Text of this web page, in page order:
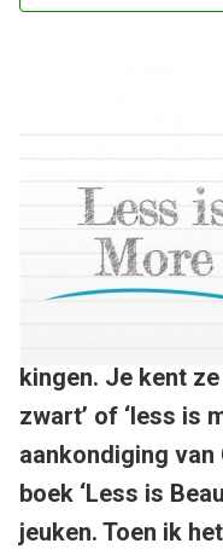
kingen. Je kent
zwart’ of ‘less is
aankondiging van
boek ‘Less is
jeuken. Toen ik